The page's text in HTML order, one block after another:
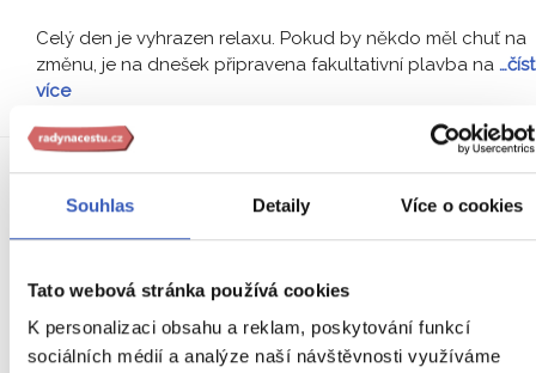
Souhlas Detaily Více o cookies
Tato webová stránka používá cookies
K personalizaci obsahu a reklam, poskytování funkcí
sociálních médií a analýze naší návštěvnosti využíváme
Celý den je vyhrazen relaxu. Pokud by někdo měl chuť na
změnu, je na dnešek připravena fakultativní plavba na …číst
více
8.
DEN